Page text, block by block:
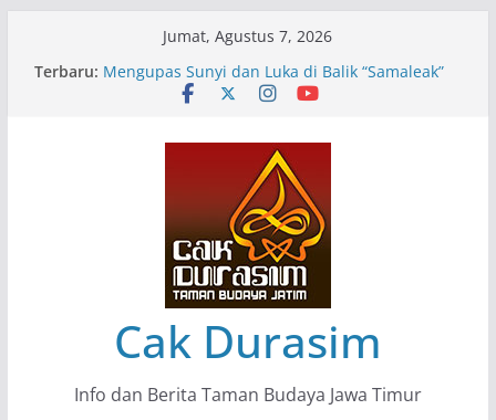
Jumat, Agustus 7, 2026
Terbaru: Pameran Lukisan Komunitas Patria Seni Rupa
Kota Blitar : Ketika “Bergerak” Menjadi Mantra
Mengupas Sunyi dan Luka di Balik “Samaleak”
Menjaga Marwah Seni dan Budaya: Catatan
Kunjungan Kerja Ir. Bambang Haryo Soekartono
(BHS) Anggota DPR RI ke Taman Budaya Jawa
Pameran Tunggal 35 Karya Agus Koecink
“Tumbang Tambang”, Ungkapan Kritis Tentang
Derita Pekerja Pertambangan
Cak Durasim
Info dan Berita Taman Budaya Jawa Timur